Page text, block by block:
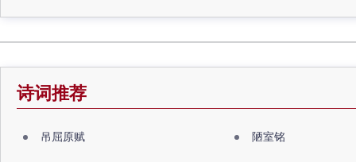
诗词推荐
吊屈原赋 陋室铭